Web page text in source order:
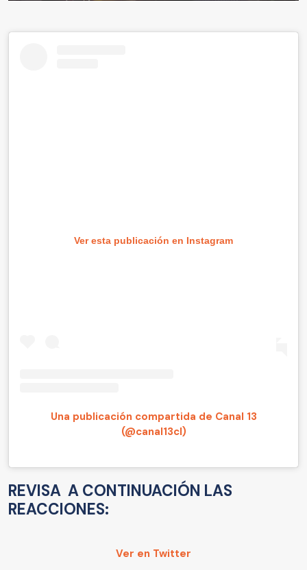
Ver esta publicación en Instagram
Una publicación compartida de Canal 13
(@canal13cl)
REVISA A CONTINUACIÓN LAS
REACCIONES:
Ver en Twitter